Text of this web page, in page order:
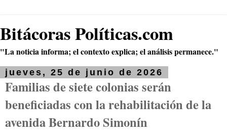
Bitácoras Políticas.com
"La noticia informa; el contexto explica; el análisis permanece."
jueves, 25 de junio de 2026
Familias de siete colonias serán
beneficiadas con la rehabilitación de la
avenida Bernardo Simonín